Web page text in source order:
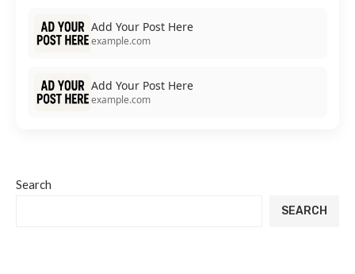
Add Your Post Here
example.com
Add Your Post Here
example.com
Search
SEARCH